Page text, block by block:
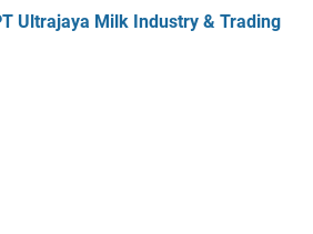
Ultrajaya Milk Industry & Trading